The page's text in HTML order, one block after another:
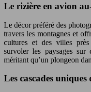
Le rizière en avion
Le décor préféré des
travers les montagnes et
cultures et des villes
survoler les paysages
méritant qu’un plongeon
Les cascades